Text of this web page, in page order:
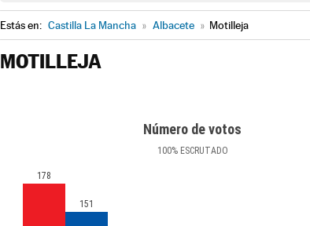
Estás en: Castilla La Mancha » Albacete » Motilleja
MOTILLEJA
Número de votos
100%ESCRUTADO
178
151